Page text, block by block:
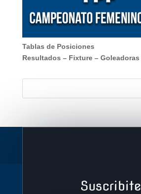
Tablas de Posiciones
Resultados – Fixture– Goleadoras
Suscribite